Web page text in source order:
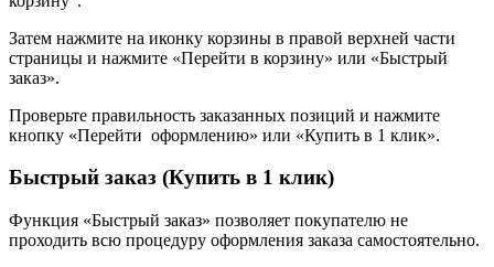
Затем нажмите на иконку корзины в правой верхней части
страницы и нажмите «Перейти в корзину» или «Быстрый
заказ».
Проверьте правильность заказанных позиций и нажмите
кнопку «Перейти оформлению» или «Купить в 1 клик».
Быстрый заказ (Купить в 1 клик)
Функция «Быстрый заказ» позволяет покупателю не
проходить всю процедуру оформления заказа самостоятельно.